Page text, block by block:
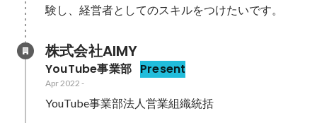
験し、経営者としてのスキルをつけたいです。
株式会社AIMY
YouTube事業部 Present
Apr 2022 -
YouTube事業部法人営業組織統括